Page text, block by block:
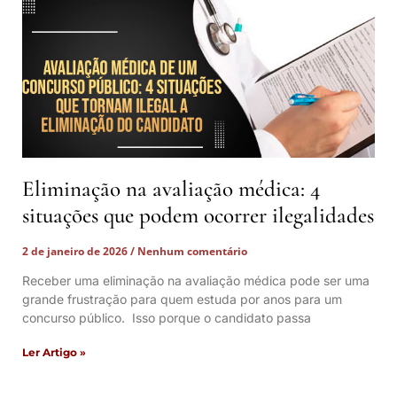
Eliminação na avaliação médica: 4
situações que podem ocorrer ilegalidades
2 de janeiro de 2026
Nenhum comentário
Receber uma eliminação na avaliação médica pode ser uma
grande frustração para quem estuda por anos para um
concurso público. Isso porque o candidato passa
Ler Artigo »